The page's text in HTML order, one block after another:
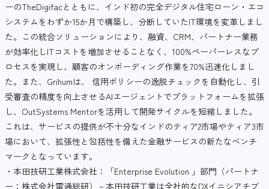
ーのTheDigifacとともに、インド初の完全デジタル住宅ローン・エコ
システムをわずか15か月で構築し、分断していたIT環境を変革しまし
た。この統合ソリューションにより、融資、CRM、パートナー業務
が効率化しITコストを増加させることなく、100%ペーパーレスなプ
ロセスを実現し、顧客のオンボーディング作業を70%迅速化しまし
た。また、Grihumは、 信用ポリシーの逸脱チェックを自動化し、引
受審査の精度を向上させるAIエージェントでプラットフォームを拡張
し、OutSystems Mentorを活用して開発サイクルを短縮しました。
これは、サービスの提供が不十分なインドのティア2市場やティア3市
場において、拡張性と包括性を備えた金融サービスの新たなベンチ
マークとなっています。
・本田技研工業株式会社：「Enterprise Evolution 」部門（パートナ
ー：株式会社電通総研）－本田技研工業は全社的なDXイニシアチブ